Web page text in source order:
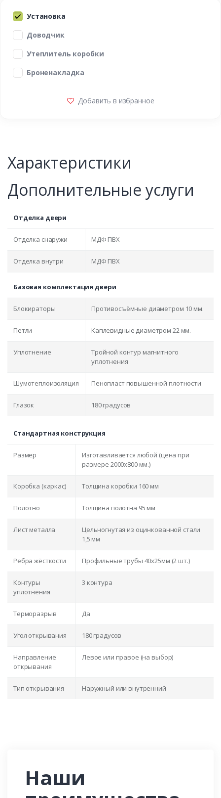
Установка
Доводчик
Утеплитель коробки
Броненакладка
Добавить в избранное
Характеристики
Дополнительные услуги
Отделка двери
Отделка снаружи МДФ ПВХ
Отделка внутри МДФ ПВХ
Базовая комплектация двери
Блокираторы Противосъёмные диаметром 10 мм.
Петли Каплевидные диаметром 22 мм.
Уплотнение
Тройной контур магнитного
уплотнения
Шумотеплоизоляция Пенопласт повышенной плотности
Глазок 180 градусов
Стандартная конструкция
Размер
Изготавливается любой (цена при
размере 2000x800 мм.)
Коробка (каркас) Толщина коробки 160 мм
Полотно Толщина полотна 95 мм
Лист металла
Цельногнутая из оцинкованной стали
1,5 мм
Ребра жёсткости Профильные трубы 40х25мм (2 шт.)
Контуры
уплотнения
3 контура
Терморазрыв Да
Угол открывания 180 градусов
Направление
открывания
Левое или правое (на выбор)
Тип открывания Наружный или внутренний
Наши